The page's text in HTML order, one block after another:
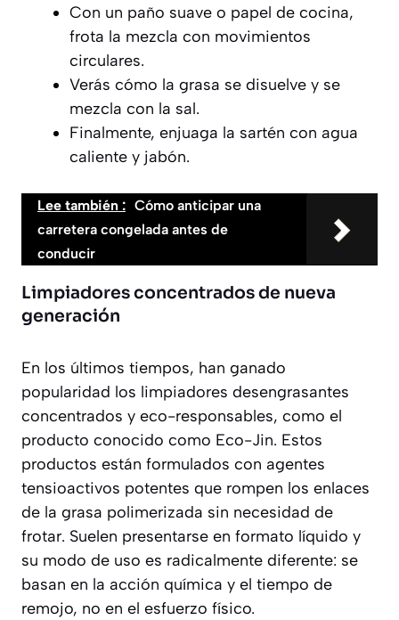
Con un paño suave o papel de cocina,
frota la mezcla con movimientos
circulares.
Verás cómo la grasa se disuelve y se
mezcla con la sal.
Finalmente, enjuaga la sartén con agua
caliente y jabón.
Lee también : Cómo anticipar una
carretera congelada antes de
conducir
Limpiadores concentrados de nueva
generación
En los últimos tiempos, han ganado
popularidad los limpiadores desengrasantes
concentrados y eco-responsables, como el
producto conocido como Eco-Jin. Estos
productos están formulados con agentes
tensioactivos potentes que rompen los enlaces
de la grasa polimerizada sin necesidad de
frotar. Suelen presentarse en formato líquido y
su modo de uso es radicalmente diferente: se
basan en la acción química y el tiempo de
remojo, no en el esfuerzo físico.